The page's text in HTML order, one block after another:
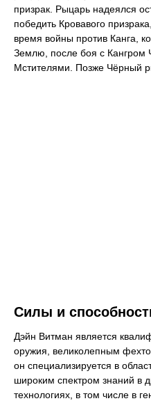
призрак. Рыцарь надеялся
победить Кровавого
время войны против Канга,
Землю, после боя с Кангром
Мстителями. Позже Чёрный
Силы и
Дэйн Витман является
оружия, великолепным
он специализируется в
широким спектром знаний в
технологиях, в том числе в